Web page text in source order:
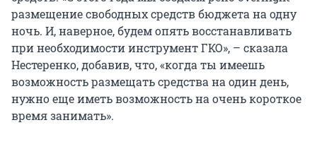
размещение свободных средств бюджета на одну
ночь. И, наверное, будем опять восстанавливать
при необходимости инструмент ГКО», – сказала
Нестеренко, добавив, что, «когда ты имеешь
возможность размещать средства на один день,
нужно еще иметь возможность на очень короткое
время занимать».